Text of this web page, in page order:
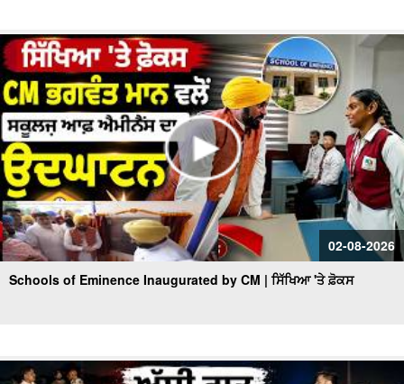
02-08-2026
Schools of Eminence Inaugurated by CM | ਸਿੱਖਿਆ 'ਤੇ ਫ਼ੋਕਸ